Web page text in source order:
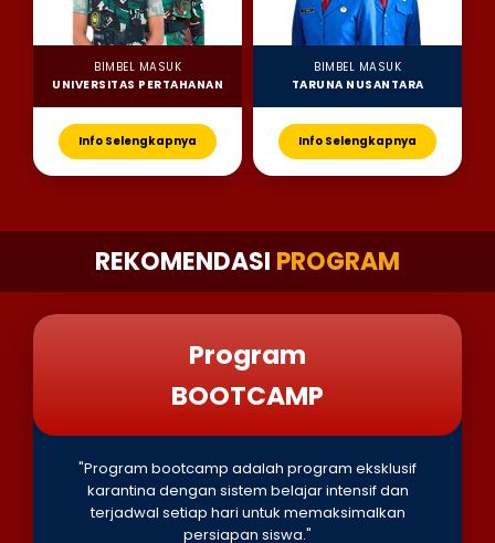
BIMBEL MASUK
UNIVERSITAS PERTAHANAN
Info Selengkapnya
BIMBEL MASUK
TARUNA NUSANTARA
Info Selengkapnya
REKOMENDASI PROGRAM
Program
BOOTCAMP
"Program bootcamp adalah program eksklusif
karantina dengan sistem belajar intensif dan
terjadwal setiap hari untuk memaksimalkan
persiapan siswa."